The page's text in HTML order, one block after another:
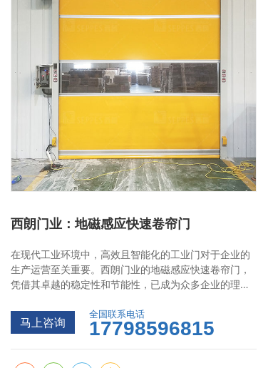
西朗门业：地磁感应快速卷帘门
在现代工业环境中，高效且智能化的工业门对于企业的
生产运营至关重要。西朗门业的地磁感应快速卷帘门，
凭借其卓越的稳定性和节能性，已成为众多企业的理想
马上咨询
全国联系电话
17798596815